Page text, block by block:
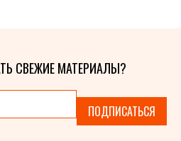
СВЕЖИЕ МАТЕРИАЛЫ?
ПОДПИСАТЬСЯ